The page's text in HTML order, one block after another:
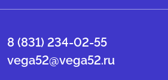
8 (831) 234-02-55
vega52@vega52.ru